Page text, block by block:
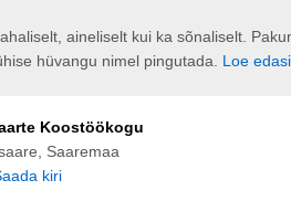
aineliselt kui ka sõnaliselt.
hüvangu nimel pingutada. Loe
Koostöökogu
Saaremaa
kiri